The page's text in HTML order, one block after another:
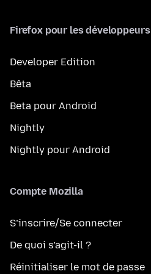
Firefox pour les développeurs
Developer Edition
Bêta
Beta pour Android
Nightly
Nightly pour Android
Compte Mozilla
S’inscrire/Se connecter
De quoi s’agit-il ?
Réinitialiser le mot de passe